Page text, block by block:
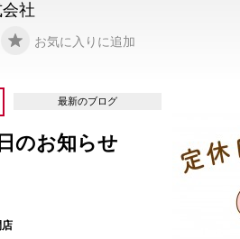
お気に入りに追加
社
最新のブログ
のお知らせ